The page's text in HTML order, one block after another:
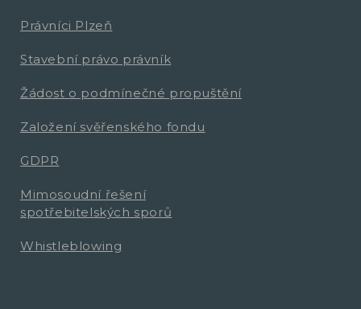
Právníci Plzeň
Stavební právo právník
Žádost o podmínečné propuštění
Založení svěřenského fondu
GDPR
Mimosoudní řešení
spotřebitelských sporů
Whistleblowing